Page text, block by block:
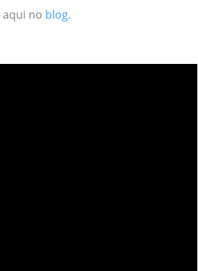
aqui no blog.